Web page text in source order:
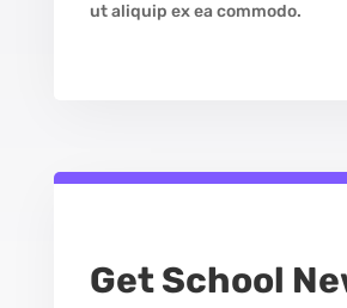
ut aliquip ex ea commodo.
Get School